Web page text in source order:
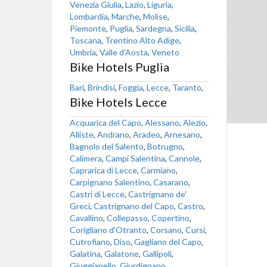
Venezia Giulia, Lazio, Liguria,
Lombardia, Marche, Molise,
Piemonte, Puglia, Sardegna, Sicilia,
Toscana, Trentino Alto Adige,
Umbria, Valle d'Aosta, Veneto
Bike Hotels Puglia
Bari, Brindisi, Foggia, Lecce, Taranto,
Bike Hotels Lecce
Acquarica del Capo, Alessano, Alezio,
Alliste, Andrano, Aradeo, Arnesano,
Bagnolo del Salento, Botrugno,
Calimera, Campi Salentina, Cannole,
Caprarica di Lecce, Carmiano,
Carpignano Salentino, Casarano,
Castri di Lecce, Castrignano de'
Greci, Castrignano del Capo, Castro,
Cavallino, Collepasso, Copertino,
Corigliano d'Otranto, Corsano, Cursi,
Cutrofiano, Diso, Gagliano del Capo,
Galatina, Galatone, Gallipoli,